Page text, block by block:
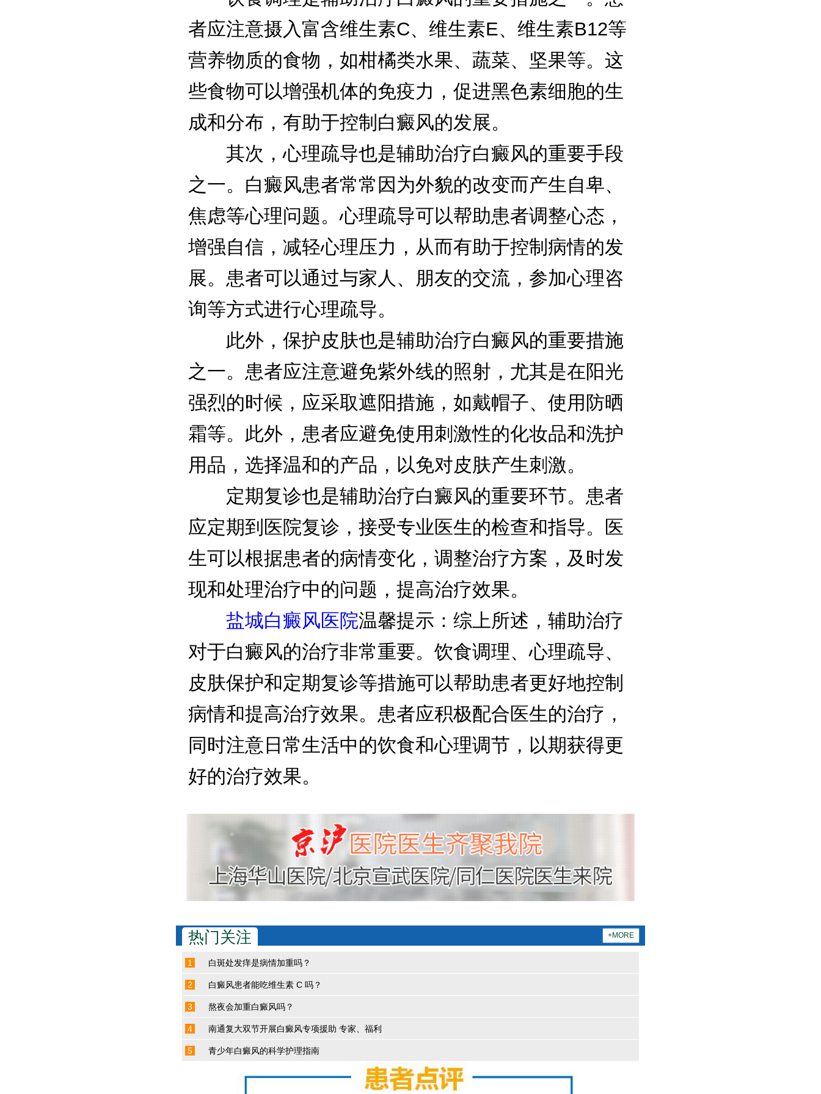
者应注意摄入富含维生素C、维生素E、维生素B12等
营养物质的食物，如柑橘类水果、蔬菜、坚果等。这
些食物可以增强机体的免疫力，促进黑色素细胞的生
成和分布，有助于控制白癜风的发展。
其次，心理疏导也是辅助治疗白癜风的重要手段
之一。白癜风患者常常因为外貌的改变而产生自卑、
焦虑等心理问题。心理疏导可以帮助患者调整心态，
增强自信，减轻心理压力，从而有助于控制病情的发
展。患者可以通过与家人、朋友的交流，参加心理咨
询等方式进行心理疏导。
此外，保护皮肤也是辅助治疗白癜风的重要措施
之一。患者应注意避免紫外线的照射，尤其是在阳光
强烈的时候，应采取遮阳措施，如戴帽子、使用防晒
霜等。此外，患者应避免使用刺激性的化妆品和洗护
用品，选择温和的产品，以免对皮肤产生刺激。
定期复诊也是辅助治疗白癜风的重要环节。患者
应定期到医院复诊，接受专业医生的检查和指导。医
生可以根据患者的病情变化，调整治疗方案，及时发
现和处理治疗中的问题，提高治疗效果。
盐城白癜风医院温馨提示：综上所述，辅助治疗
对于白癜风的治疗非常重要。饮食调理、心理疏导、
皮肤保护和定期复诊等措施可以帮助患者更好地控制
病情和提高治疗效果。患者应积极配合医生的治疗，
同时注意日常生活中的饮食和心理调节，以期获得更
好的治疗效果。
热门关注 +MORE
1 白斑处发痒是病情加重吗？
2 白癜风患者能吃维生素 C 吗？
3 熬夜会加重白癜风吗？
4 南通复大双节开展白癜风专项援助 专家、福利
5 ​青少年白癜风的科学护理指南​